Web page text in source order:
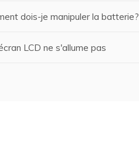
dois-je manipuler la batterie?
LCD ne s'allume pas